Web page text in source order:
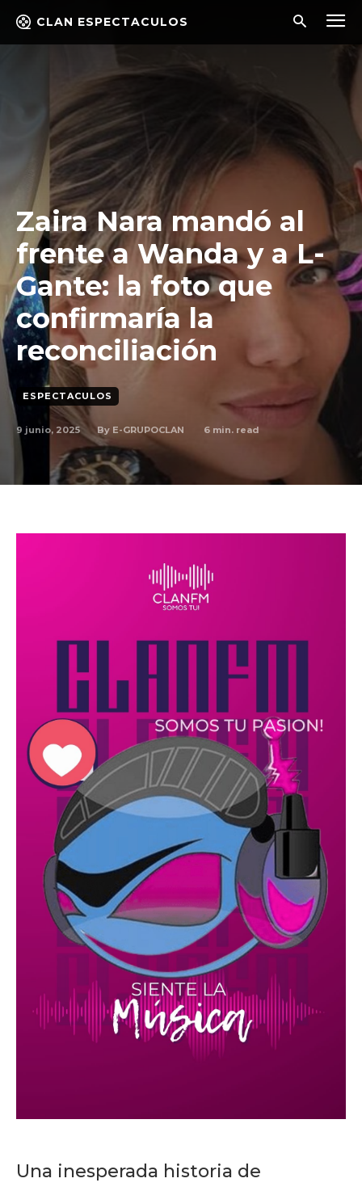
CLAN ESPECTACULOS
Zaira Nara mandó al
frente a Wanda y a L-
Gante: la foto que
confirmaría la
reconciliación
ESPECTACULOS
9 junio, 2025 By E-GRUPOCLAN 6 min. read
Una inesperada historia de